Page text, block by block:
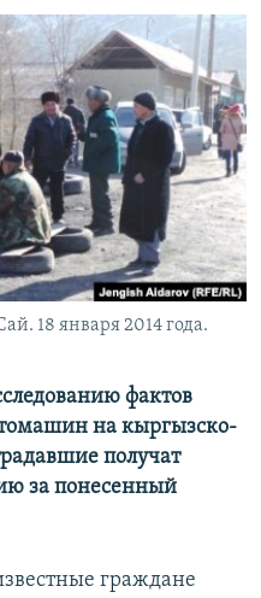
18 января 2014 года.
фактов
на кыргызско-
получат
за понесенный
граждане